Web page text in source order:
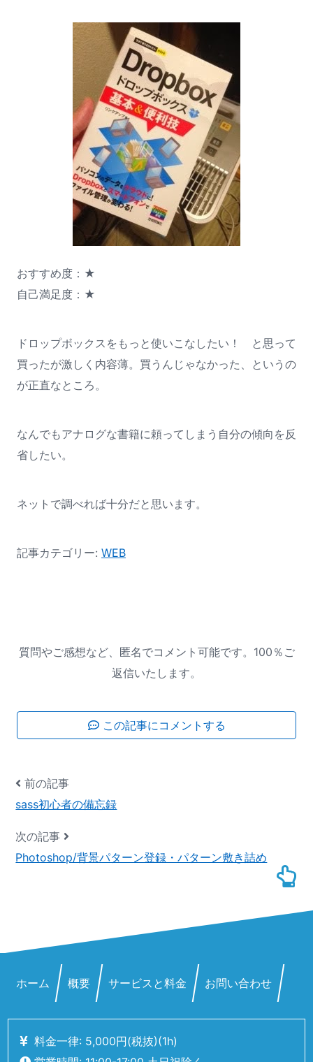
おすすめ度：★
自己満足度：★
ドロップボックスをもっと使いこなしたい！ と思って
買ったが激しく内容薄。買うんじゃなかった、というの
が正直なところ。
なんでもアナログな書籍に頼ってしまう自分の傾向を反
省したい。
ネットで調べれば十分だと思います。
記事カテゴリー: WEB
質問やご感想など、匿名でコメント可能です。100％ご
返信いたします。
この記事にコメントする
前の記事
sass初心者の備忘録
次の記事
Photoshop/背景パターン登録・パターン敷き詰め
ホーム 概要 サービスと料金 お問い合わせ
料金一律: 5,000円(税抜)(1h)